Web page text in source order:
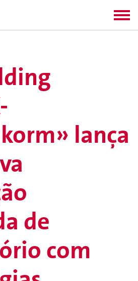
lança
de
com